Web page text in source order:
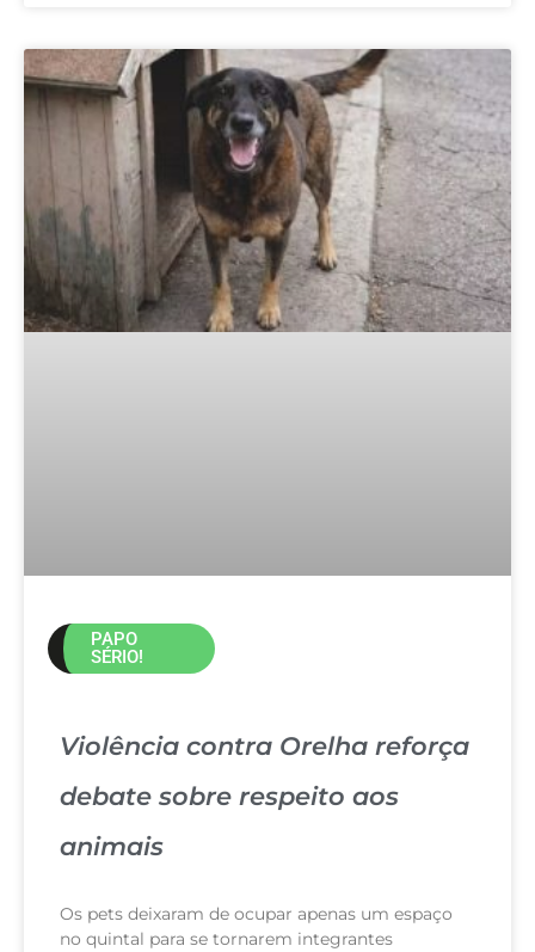
PAPO
SÉRIO!
Violência contra Orelha reforça
debate sobre respeito aos
animais
Os pets deixaram de ocupar apenas um espaço
no quintal para se tornarem integrantes